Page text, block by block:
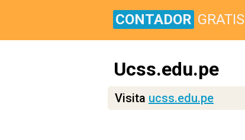
CONTADOR GRATIS
Ucss.edu.pe
Visita ucss.edu.pe